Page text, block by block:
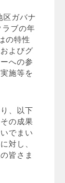
ガバナ
ブの年
の特性
よびグ
への参
施等を
、以下
の成果
でまい
対し、
皆さま